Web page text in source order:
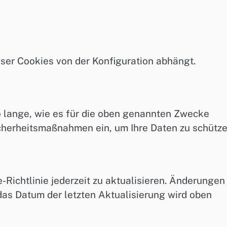
Cookies von der Konfiguration abhängt.
wie es für die oben genannten Zwecke
ein, um Ihre Daten zu
Richtlinie jederzeit zu aktualisieren. Änderungen
Datum der letzten Aktualisierung wird oben